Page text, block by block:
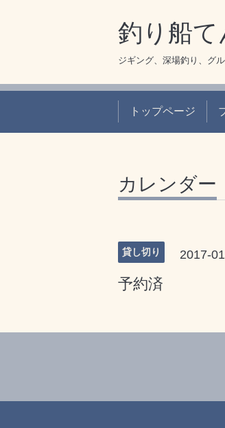
釣り船
ジギング、深場釣り、グ
トップページ
カレンダー
貸し切り 2017-
予約済